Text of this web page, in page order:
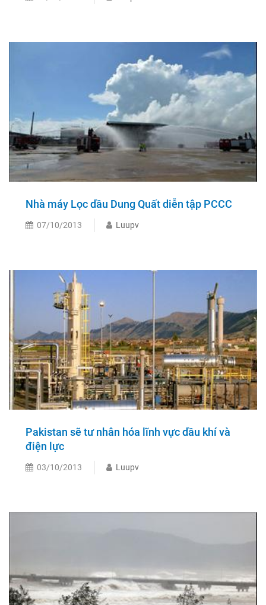
Nhà máy Lọc dầu Dung Quất diễn tập PCCC
07/10/2013 Luupv
Pakistan sẽ tư nhân hóa lĩnh vực dầu khí và
điện lực
03/10/2013 Luupv